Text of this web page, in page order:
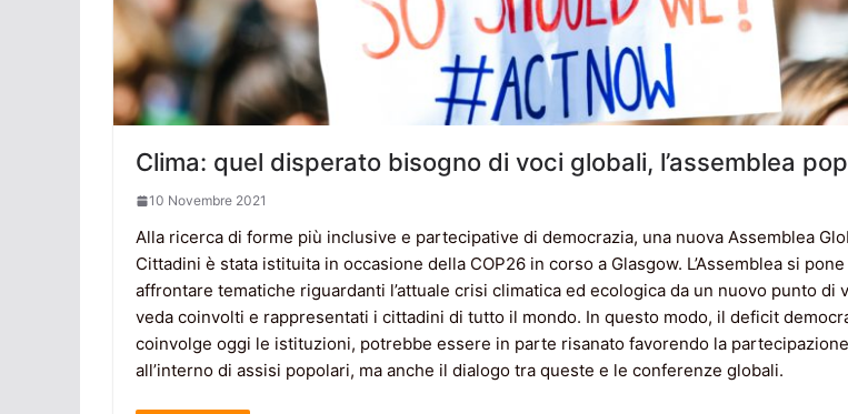
Clima: quel disperato bisogno di voci globali, l’assemblea
10 Novembre 2021
Alla ricerca di forme più inclusive e partecipative di democrazia, una nuova Assemblea
Cittadini è stata istituita in occasione della COP26 in corso a Glasgow. L’Assemblea si pone
affrontare tematiche riguardanti l’attuale crisi climatica ed ecologica da un nuovo punto di
veda coinvolti e rappresentati i cittadini di tutto il mondo. In questo modo, il deficit
coinvolge oggi le istituzioni, potrebbe essere in parte risanato favorendo la
all’interno di assisi popolari, ma anche il dialogo tra queste e le conferenze globali.